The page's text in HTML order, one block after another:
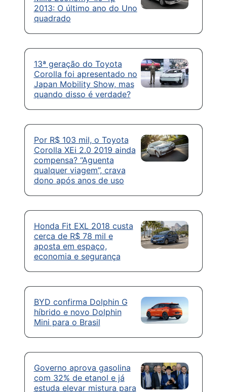
2013: O último ano do Uno
quadrado
13ª geração do Toyota
Corolla foi apresentado no
Japan Mobility Show, mas
quando disso é verdade?
Por R$ 103 mil, o Toyota
Corolla XEi 2.0 2019 ainda
compensa? “Aguenta
qualquer viagem”, crava
dono após anos de uso
Honda Fit EXL 2018 custa
cerca de R$ 78 mil e
aposta em espaço,
economia e segurança
BYD confirma Dolphin G
híbrido e novo Dolphin
Mini para o Brasil
Governo aprova gasolina
com 32% de etanol e já
estuda elevar mistura para